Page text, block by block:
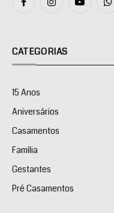
FacebookInstagramYouTube
CATEGORIAS
15 Anos
Aniversários
Casamentos
Família
Gestantes
Pré Casamentos